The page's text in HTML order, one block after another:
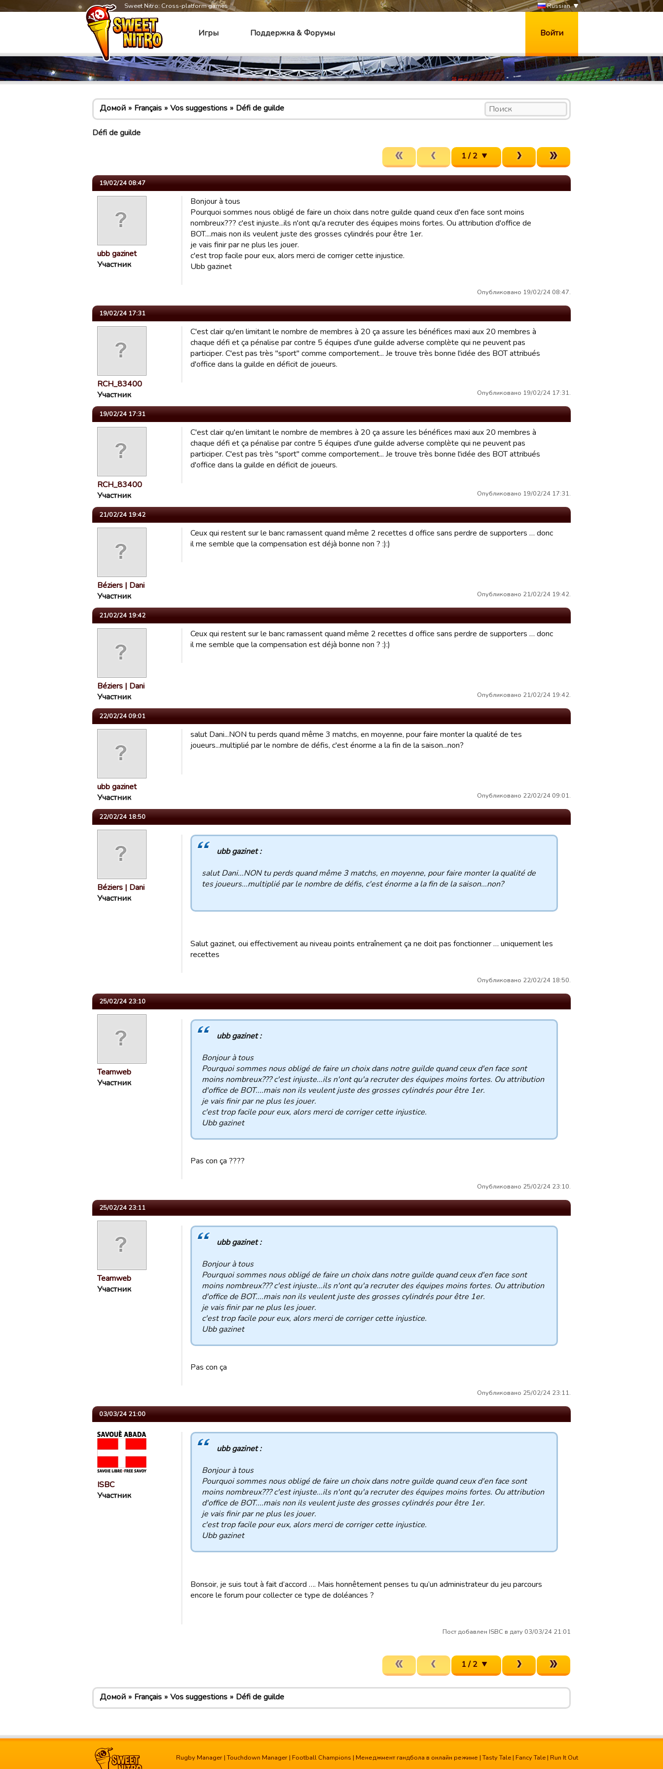
Sweet Nitro: Cross-platform games Russian
Игры Поддержка & Форумы Войти
Домой Français Vos suggestions Défi de guilde
Défi de guilde
1 / 2
19/02/24 08:47
ubb gazinet
Участник
Bonjour à tous
Pourquoi sommes nous obligé de faire un choix dans notre guilde quand ceux d'en face sont moins
nombreux??? c'est injuste...ils n'ont qu'a recruter des équipes moins fortes. Ou attribution d'office de
BOT....mais non ils veulent juste des grosses cylindrés pour être 1er.
je vais finir par ne plus les jouer.
c'est trop facile pour eux, alors merci de corriger cette injustice.
Ubb gazinet
Опубликовано 19/02/24 08:47.
19/02/24 17:31
RCH_83400
Участник
C'est clair qu'en limitant le nombre de membres à 20 ça assure les bénéfices maxi aux 20 membres à
chaque défi et ça pénalise par contre 5 équipes d'une guilde adverse complète qui ne peuvent pas
participer. C'est pas très "sport" comme comportement... Je trouve très bonne l'idée des BOT attribués
d'office dans la guilde en déficit de joueurs.
Опубликовано 19/02/24 17:31.
19/02/24 17:31
RCH_83400
Участник
C'est clair qu'en limitant le nombre de membres à 20 ça assure les bénéfices maxi aux 20 membres à
chaque défi et ça pénalise par contre 5 équipes d'une guilde adverse complète qui ne peuvent pas
participer. C'est pas très "sport" comme comportement... Je trouve très bonne l'idée des BOT attribués
d'office dans la guilde en déficit de joueurs.
Опубликовано 19/02/24 17:31.
21/02/24 19:42
Béziers | Dani
Участник
Ceux qui restent sur le banc ramassent quand même 2 recettes d office sans perdre de supporters … donc
il me semble que la compensation est déjà bonne non ? :):)
Опубликовано 21/02/24 19:42.
21/02/24 19:42
Béziers | Dani
Участник
Ceux qui restent sur le banc ramassent quand même 2 recettes d office sans perdre de supporters … donc
il me semble que la compensation est déjà bonne non ? :):)
Опубликовано 21/02/24 19:42.
22/02/24 09:01
ubb gazinet
Участник
salut Dani...NON tu perds quand même 3 matchs, en moyenne, pour faire monter la qualité de tes
joueurs...multiplié par le nombre de défis, c'est énorme a la fin de la saison...non?
Опубликовано 22/02/24 09:01.
22/02/24 18:50
Béziers | Dani
Участник
ubb gazinet :
salut Dani...NON tu perds quand même 3 matchs, en moyenne, pour faire monter la qualité de
tes joueurs...multiplié par le nombre de défis, c'est énorme a la fin de la saison...non?
Salut gazinet, oui effectivement au niveau points entraînement ça ne doit pas fonctionner … uniquement les
recettes
Опубликовано 22/02/24 18:50.
25/02/24 23:10
Teamweb
Участник
ubb gazinet :
Bonjour à tous
Pourquoi sommes nous obligé de faire un choix dans notre guilde quand ceux d'en face sont
moins nombreux??? c'est injuste...ils n'ont qu'a recruter des équipes moins fortes. Ou attribution
d'office de BOT....mais non ils veulent juste des grosses cylindrés pour être 1er.
je vais finir par ne plus les jouer.
c'est trop facile pour eux, alors merci de corriger cette injustice.
Ubb gazinet
Pas con ça ????
Опубликовано 25/02/24 23:10.
25/02/24 23:11
Teamweb
Участник
ubb gazinet :
Bonjour à tous
Pourquoi sommes nous obligé de faire un choix dans notre guilde quand ceux d'en face sont
moins nombreux??? c'est injuste...ils n'ont qu'a recruter des équipes moins fortes. Ou attribution
d'office de BOT....mais non ils veulent juste des grosses cylindrés pour être 1er.
je vais finir par ne plus les jouer.
c'est trop facile pour eux, alors merci de corriger cette injustice.
Ubb gazinet
Pas con ça
Опубликовано 25/02/24 23:11.
03/03/24 21:00
ISBC
Участник
ubb gazinet :
Bonjour à tous
Pourquoi sommes nous obligé de faire un choix dans notre guilde quand ceux d'en face sont
moins nombreux??? c'est injuste...ils n'ont qu'a recruter des équipes moins fortes. Ou attribution
d'office de BOT....mais non ils veulent juste des grosses cylindrés pour être 1er.
je vais finir par ne plus les jouer.
c'est trop facile pour eux, alors merci de corriger cette injustice.
Ubb gazinet
Bonsoir, je suis tout à fait d’accord …. Mais honnêtement penses tu qu’un administrateur du jeu parcours
encore le forum pour collecter ce type de doléances ?
Пост добавлен ISBC в дату 03/03/24 21:01
1 / 2
Домой Français Vos suggestions Défi de guilde
Rugby Manager |Touchdown Manager | Football Champions | Менеджмент гандбола в онлайн режиме |Tasty Tale | Fancy Tale | Run It Out